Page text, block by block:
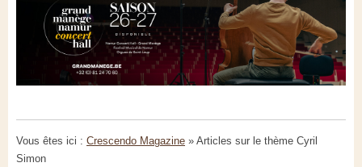
Vous êtes ici : Crescendo Magazine » Articles sur le thème Cyril
Simon